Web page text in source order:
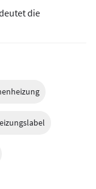
die